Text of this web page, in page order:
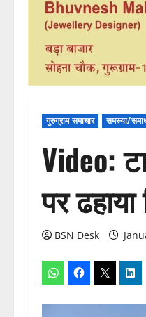
गुरुग्राम समाचार समस्या/
Video:
पर
BSN Desk